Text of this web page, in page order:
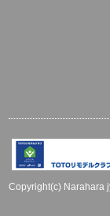
Copyright(c) Narahara